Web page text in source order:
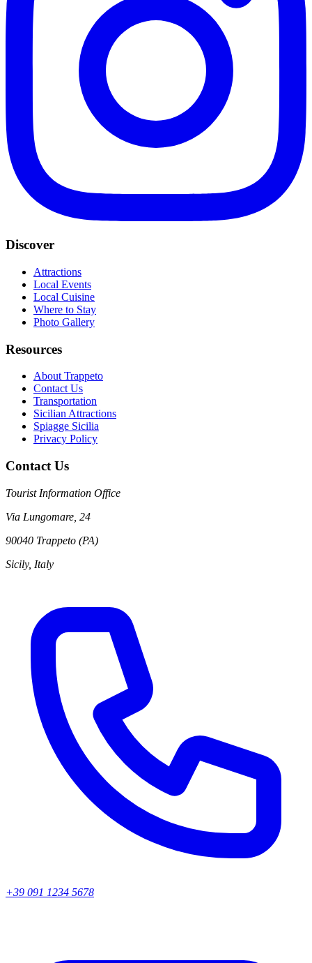
Discover
Attractions
Local Events
Local Cuisine
Where to Stay
Photo Gallery
Resources
About Trappeto
Contact Us
Transportation
Sicilian Attractions
Spiagge Sicilia
Privacy Policy
Contact Us
Tourist Information Office
Via Lungomare, 24
90040 Trappeto (PA)
Sicily, Italy
+39 091 1234 5678